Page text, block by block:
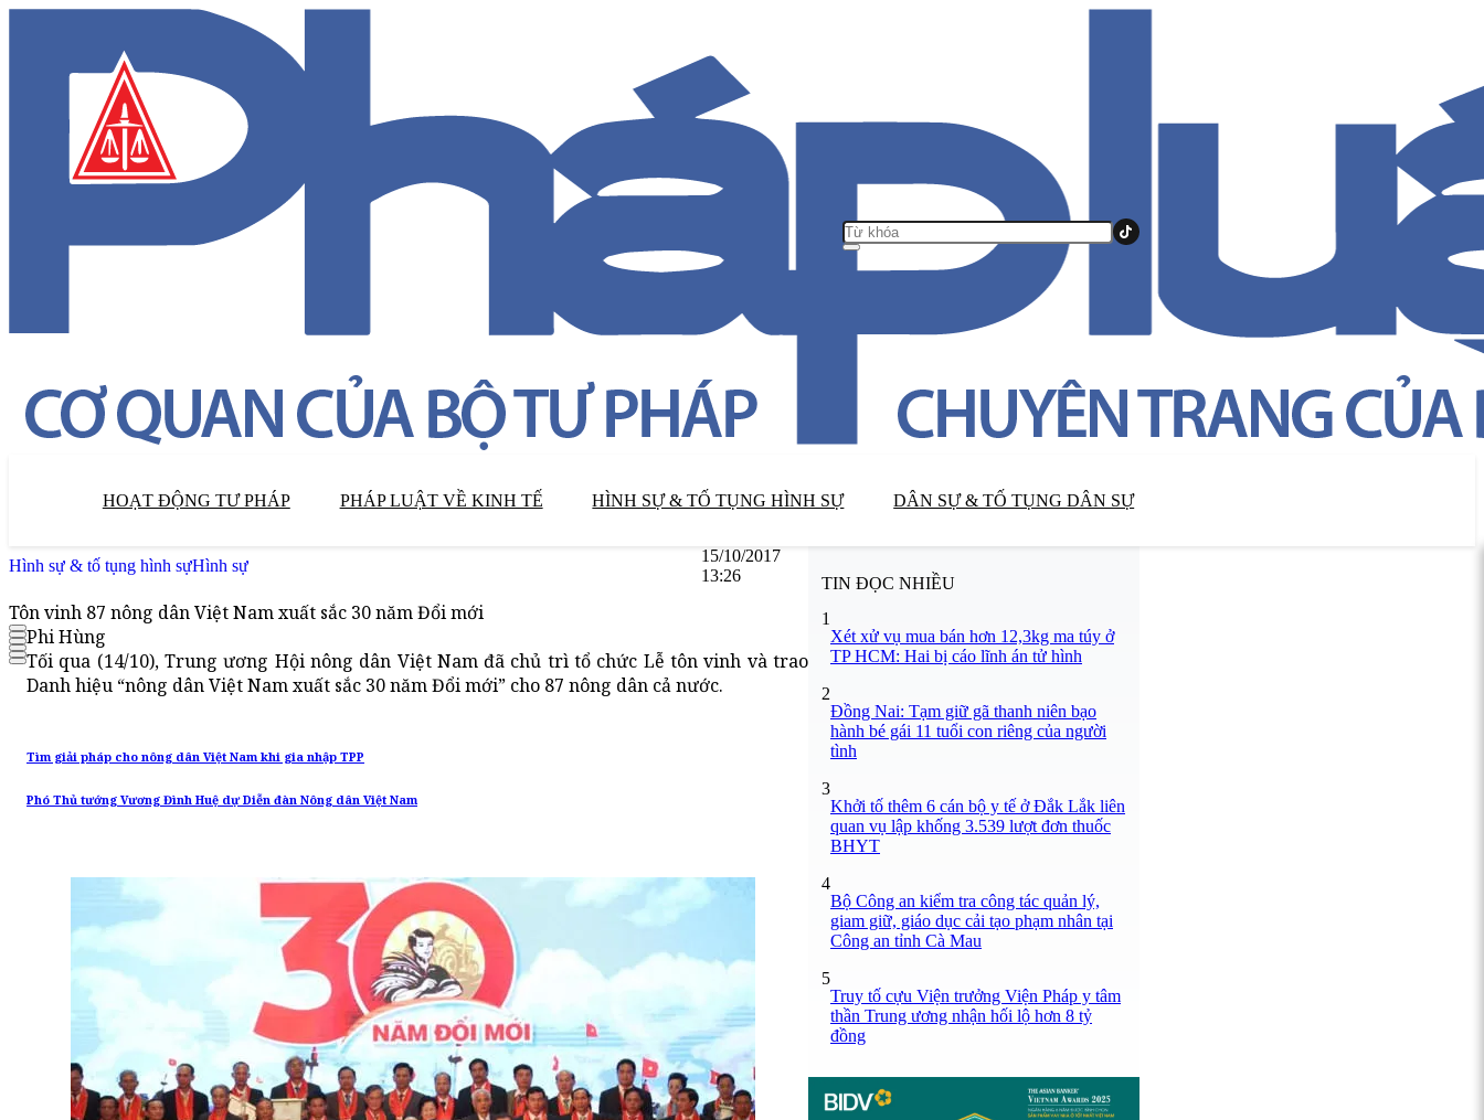
HOẠT ĐỘNG TƯ PHÁP PHÁP LUẬT VỀ KINH TẾ HÌNH SỰ & TỐ TỤNG HÌNH SỰ DÂN SỰ & TỐ TỤNG DÂN SỰ
Hình sự & tố tụng hình sựHình sự
15/10/2017
13:26
Tôn vinh 87 nông dân Việt Nam xuất sắc 30 năm Đổi mới
Phi Hùng
Tối qua (14/10), Trung ương Hội nông dân Việt Nam đã chủ trì tổ chức Lễ tôn vinh và trao
Danh hiệu “nông dân Việt Nam xuất sắc 30 năm Đổi mới” cho 87 nông dân cả nước.
Tìm giải pháp cho nông dân Việt Nam khi gia nhập TPP
Phó Thủ tướng Vương Đình Huệ dự Diễn đàn Nông dân Việt Nam
TIN ĐỌC NHIỀU
1
Xét xử vụ mua bán hơn 12,3kg ma túy ở
TP HCM: Hai bị cáo lĩnh án tử hình
2
Đồng Nai: Tạm giữ gã thanh niên bạo
hành bé gái 11 tuổi con riêng của người
tình
3
Khởi tố thêm 6 cán bộ y tế ở Đắk Lắk liên
quan vụ lập khống 3.539 lượt đơn thuốc
BHYT
4
Bộ Công an kiểm tra công tác quản lý,
giam giữ, giáo dục cải tạo phạm nhân tại
Công an tỉnh Cà Mau
5
Truy tố cựu Viện trưởng Viện Pháp y tâm
thần Trung ương nhận hối lộ hơn 8 tỷ
đồng